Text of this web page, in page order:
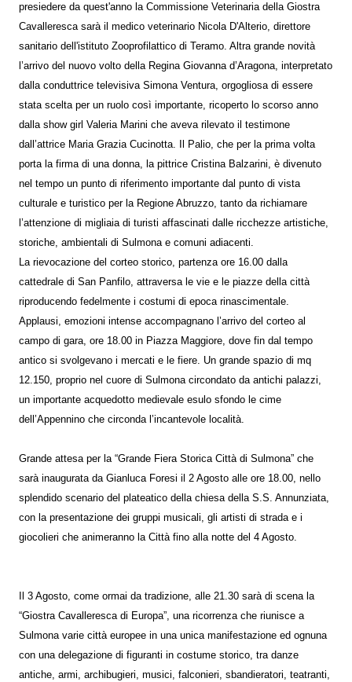
presiedere da quest'anno la Commissione Veterinaria della Giostra
Cavalleresca sarà il medico veterinario Nicola D'Alterio, direttore
sanitario dell'istituto Zooprofilattico di Teramo. Altra grande novità
l’arrivo del nuovo volto della Regina Giovanna d’Aragona, interpretato
dalla conduttrice televisiva Simona Ventura, orgogliosa di essere
stata scelta per un ruolo così importante, ricoperto lo scorso anno
dalla show girl Valeria Marini che aveva rilevato il testimone
dall’attrice Maria Grazia Cucinotta. Il Palio, che per la prima volta
porta la firma di una donna, la pittrice Cristina Balzarini, è divenuto
nel tempo un punto di riferimento importante dal punto di vista
culturale e turistico per la Regione Abruzzo, tanto da richiamare
l’attenzione di migliaia di turisti affascinati dalle ricchezze artistiche,
storiche, ambientali di Sulmona e comuni adiacenti.
La rievocazione del corteo storico, partenza ore 16.00 dalla
cattedrale di San Panfilo, attraversa le vie e le piazze della città
riproducendo fedelmente i costumi di epoca rinascimentale.
Applausi, emozioni intense accompagnano l’arrivo del corteo al
campo di gara, ore 18.00 in Piazza Maggiore, dove fin dal tempo
antico si svolgevano i mercati e le fiere. Un grande spazio di mq
12.150, proprio nel cuore di Sulmona circondato da antichi palazzi,
un importante acquedotto medievale esulo sfondo le cime
dell’Appennino che circonda l’incantevole località.
Grande attesa per la “Grande Fiera Storica Città di Sulmona” che
sarà inaugurata da Gianluca Foresi il 2 Agosto alle ore 18.00, nello
splendido scenario del plateatico della chiesa della S.S. Annunziata,
con la presentazione dei gruppi musicali, gli artisti di strada e i
giocolieri che animeranno la Città fino alla notte del 4 Agosto.
Il 3 Agosto, come ormai da tradizione, alle 21.30 sarà di scena la
“Giostra Cavalleresca di Europa”, una ricorrenza che riunisce a
Sulmona varie città europee in una unica manifestazione ed ognuna
con una delegazione di figuranti in costume storico, tra danze
antiche, armi, archibugieri, musici, falconieri, sbandieratori, teatranti,